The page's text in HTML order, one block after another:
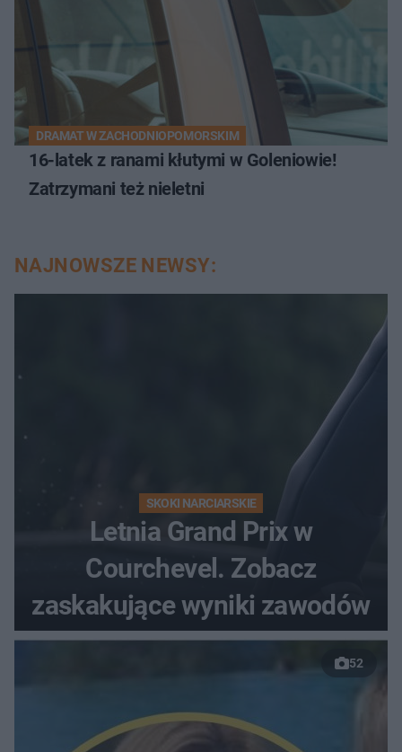
DRAMAT W ZACHODNIOPOMORSKIM
16-latek z ranami kłutymi w Goleniowie!
Zatrzymani też nieletni
NAJNOWSZE NEWSY:
SKOKI NARCIARSKIE
Letnia Grand Prix w
Courchevel. Zobacz
zaskakujące wyniki zawodów
52